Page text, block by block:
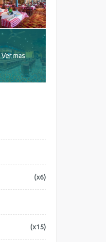
Ver mas
(x6)
(x15)